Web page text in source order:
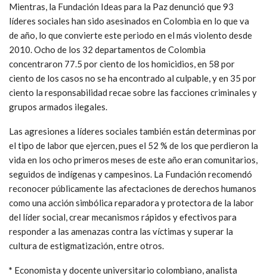
Mientras, la Fundación Ideas para la Paz denunció que 93
líderes sociales han sido asesinados en Colombia en lo que va
de año, lo que convierte este periodo en el más violento desde
2010. Ocho de los 32 departamentos de Colombia
concentraron 77.5 por ciento de los homicidios, en 58 por
ciento de los casos no se ha encontrado al culpable, y en 35 por
ciento la responsabilidad recae sobre las facciones criminales y
grupos armados ilegales.
Las agresiones a líderes sociales también están determinas por
el tipo de labor que ejercen, pues el 52 % de los que perdieron la
vida en los ocho primeros meses de este año eran comunitarios,
seguidos de indígenas y campesinos. La Fundación recomendó
reconocer públicamente las afectaciones de derechos humanos
como una acción simbólica reparadora y protectora de la labor
del líder social, crear mecanismos rápidos y efectivos para
responder a las amenazas contra las víctimas y superar la
cultura de estigmatización, entre otros.
* Economista y docente universitario colombiano, analista